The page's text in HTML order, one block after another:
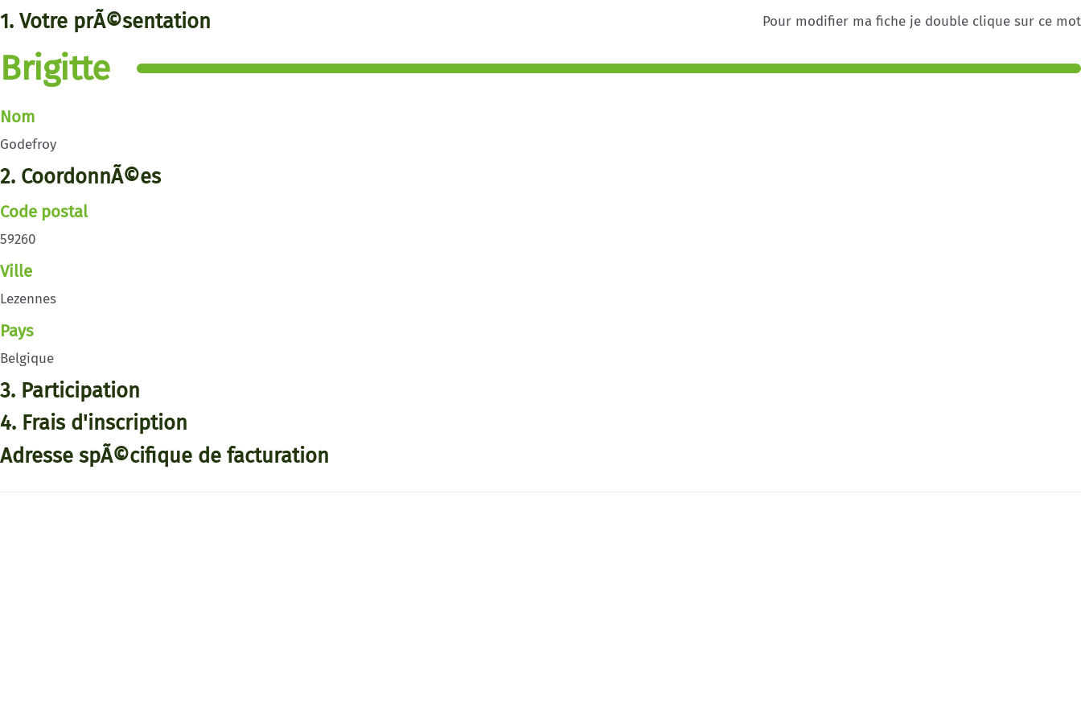
Pour modifier ma fiche je double clique sur ce mot
1. Votre prÃ©sentation
Brigitte
Nom
Godefroy
2. CoordonnÃ©es
Code postal
59260
Ville
Lezennes
Pays
Belgique
3. Participation
4. Frais d'inscription
Adresse spÃ©cifique de facturation